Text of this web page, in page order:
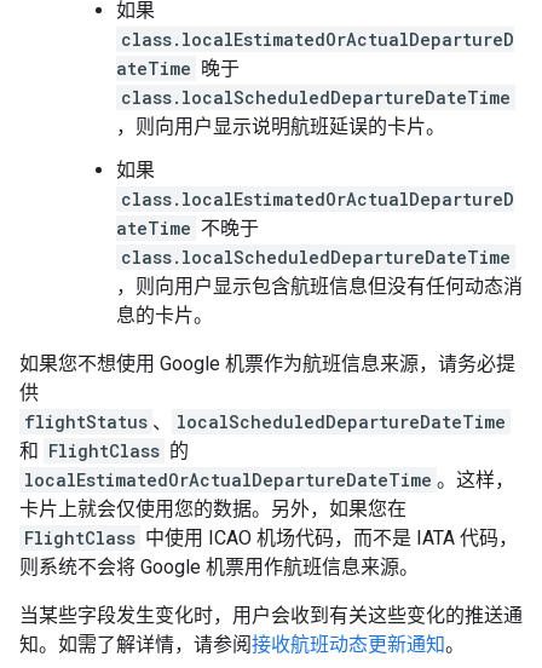
如果
class.localEstimatedOrActualDepartureD
ateTime 晚于
class.localScheduledDepartureDateTime
，则向用户显示说明航班延误的卡片。
如果
class.localEstimatedOrActualDepartureD
ateTime 不晚于
class.localScheduledDepartureDateTime
，则向用户显示包含航班信息但没有任何动态消
息的卡片。
如果您不想使用 Google 机票作为航班信息来源，请务必提
供
flightStatus 、
localScheduledDepartureDateTime
和 FlightClass 的
localEstimatedOrActualDepartureDateTime 。这样，
卡片上就会仅使用您的数据。另外，如果您在
FlightClass 中使用 ICAO 机场代码，而不是 IATA 代码，
则系统不会将 Google 机票用作航班信息来源。
当某些字段发生变化时，用户会收到有关这些变化的推送通
知。如需了解详情，请参阅接收航班动态更新通知。